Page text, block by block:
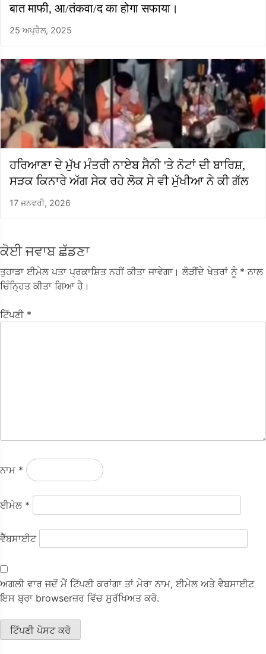
बात माफी, आ/तंकवा/द का होगा सफाया।
25 ਅਪ੍ਰੈਲ, 2025
ਹਰਿਆਣਾ ਦੇ ਮੁੱਖ ਮੰਤਰੀ ਨਾਏਬ ਸੈਨੀ 'ਤੇ ਨੋਟਾਂ ਦੀ ਬਾਰਿਸ਼,
ਸੜਕ ਕਿਨਾਰੇ ਅੱਗ ਸੇਕ ਰਹੇ ਲੋਕ ਸੇ ਵੀ ਮੁੱਖੀਆ ਨੇ ਕੀ ਗੱਲ
17 ਜਨਵਰੀ, 2026
ਕੋਈ ਜਵਾਬ ਛੱਡਣਾ
ਤੁਹਾਡਾ ਈਮੇਲ ਪਤਾ ਪ੍ਰਕਾਸ਼ਿਤ ਨਹੀਂ ਕੀਤਾ ਜਾਵੇਗਾ। ਲੋੜੀਂਦੇ ਖੇਤਰਾਂ ਨੂੰ * ਨਾਲ
ਚਿੰਨ੍ਹਿਤ ਕੀਤਾ ਗਿਆ ਹੈ।
ਟਿੱਪਣੀ *
ਨਾਮ *
ਈਮੇਲ *
ਵੈੱਬਸਾਈਟ
ਅਗਲੀ ਵਾਰ ਜਦੋਂ ਮੈਂ ਟਿੱਪਣੀ ਕਰਾਂਗਾ ਤਾਂ ਮੇਰਾ ਨਾਮ, ਈਮੇਲ ਅਤੇ ਵੈਬਸਾਈਟ
ਇਸ ਬ੍ਰਾ browserਜ਼ਰ ਵਿੱਚ ਸੁਰੱਖਿਅਤ ਕਰੋ.